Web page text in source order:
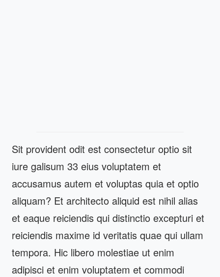
Sit provident odit est consectetur optio sit
iure galisum 33 eius voluptatem et
accusamus autem et voluptas quia et optio
aliquam? Et architecto aliquid est nihil alias
et eaque reiciendis qui distinctio excepturi et
reiciendis maxime id veritatis quae qui ullam
tempora. Hic libero molestiae ut enim
adipisci et enim voluptatem et commodi